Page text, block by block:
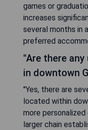
games or
increases
several months in
preferred
"Are there
in downtown
"Yes, there are
located within
more
larger chain